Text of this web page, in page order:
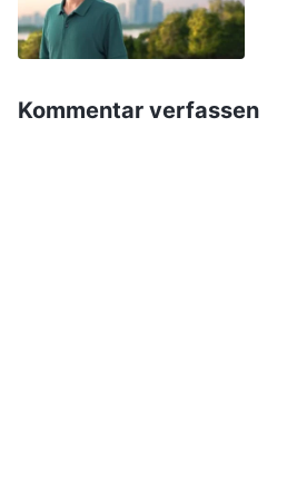
werden sich fragen: ‚Woran
Tag? Haben sie
Pflicht ausführen?
Kommentar verfassen